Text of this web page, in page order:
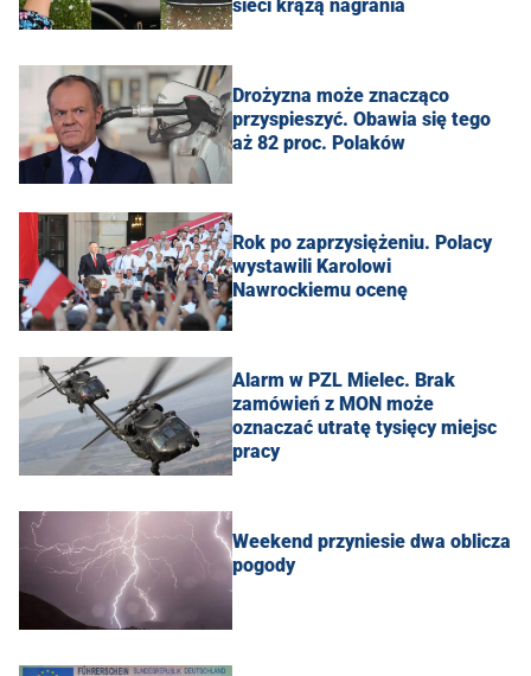
sieci krążą nagrania
Drożyzna może znacząco
przyspieszyć. Obawia się tego
aż 82 proc. Polaków
Rok po zaprzysiężeniu. Polacy
wystawili Karolowi
Nawrockiemu ocenę
Alarm w PZL Mielec. Brak
zamówień z MON może
oznaczać utratę tysięcy miejsc
pracy
Weekend przyniesie dwa oblicza
pogody